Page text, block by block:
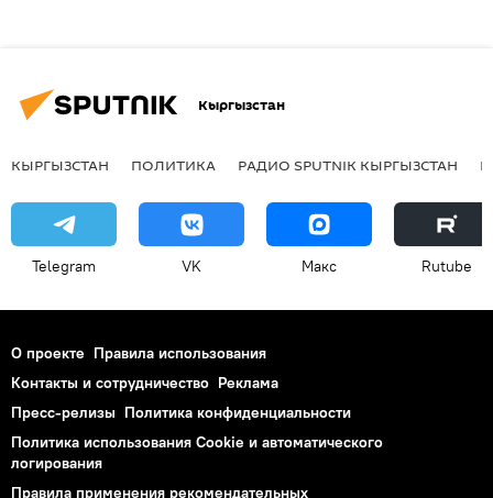
Кыргызстан
КЫРГЫЗСТАН ПОЛИТИКА РАДИО SPUTNIK КЫРГЫЗСТАН
Telegram VK Макс Rutube
О проекте Правила использования
Контакты и сотрудничество Реклама
Пресс-релизы Политика конфиденциальности
Политика использования Cookie и автоматического
логирования
Правила применения рекомендательных